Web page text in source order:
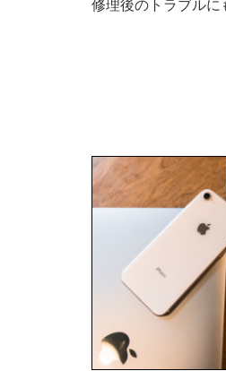
修理後のトラブルに